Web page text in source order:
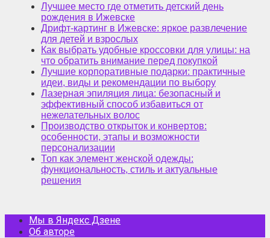
Лучшее место где отметить детский день
рождения в Ижевске
Дрифт-картинг в Ижевске: яркое развлечение
для детей и взрослых
Как выбрать удобные кроссовки для улицы: на
что обратить внимание перед покупкой
Лучшие корпоративные подарки: практичные
идеи, виды и рекомендации по выбору
Лазерная эпиляция лица: безопасный и
эффективный способ избавиться от
нежелательных волос
Производство открыток и конвертов:
особенности, этапы и возможности
персонализации
Топ как элемент женской одежды:
функциональность, стиль и актуальные
решения
Мы в Яндекс Дзене
Об авторе